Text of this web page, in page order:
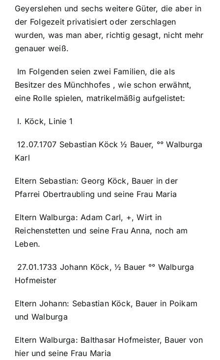
Geyerslehen und sechs weitere Güter, die aber in
der Folgezeit privatisiert oder zerschlagen
wurden, was man aber, richtig gesagt, nicht mehr
genauer weiß.
Im Folgenden seien zwei Familien, die als
Besitzer des Münchhofes , wie schon erwähnt,
eine Rolle spielen, matrikelmäßig aufgelistet:
I. Köck, Linie 1
12.07.1707 Sebastian Köck ½ Bauer, °° Walburga
Karl
Eltern Sebastian: Georg Köck, Bauer in der
Pfarrei Obertraubling und seine Frau Maria
Eltern Walburga: Adam Carl, +, Wirt in
Reichenstetten und seine Frau Anna, noch am
Leben.
27.01.1733 Johann Köck, ½ Bauer °° Walburga
Hofmeister
Eltern Johann: Sebastian Köck, Bauer in Poikam
und Walburga
Eltern Walburga: Balthasar Hofmeister, Bauer von
hier und seine Frau Maria